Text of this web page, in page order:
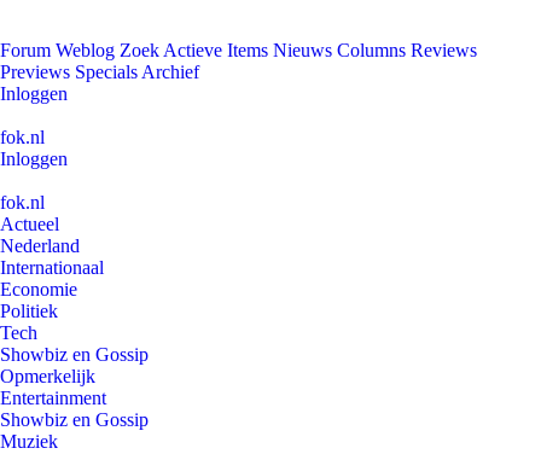
Forum Weblog Zoek Actieve Items Nieuws Columns Reviews
Previews Specials Archief
Inloggen
fok.nl
Inloggen
fok.nl
Actueel
Nederland
Internationaal
Economie
Politiek
Tech
Showbiz en Gossip
Opmerkelijk
Entertainment
Showbiz en Gossip
Muziek